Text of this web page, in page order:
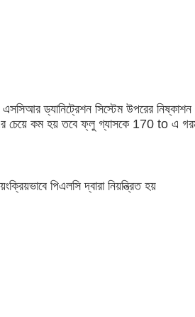
এসসিআর ড্যানিট্রেশন সিস্টেম উপরের নিষ্কাশন
চেয়ে কম হয় তবে ফ্লু গ্যাসকে 170 to এ
পিএলসি দ্বারা নিয়ন্ত্রিত হয়